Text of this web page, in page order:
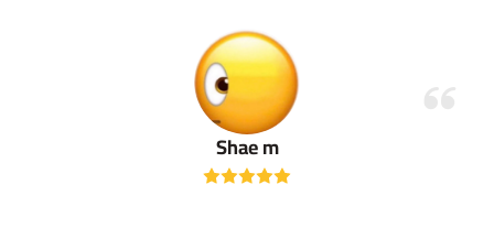
Shae m